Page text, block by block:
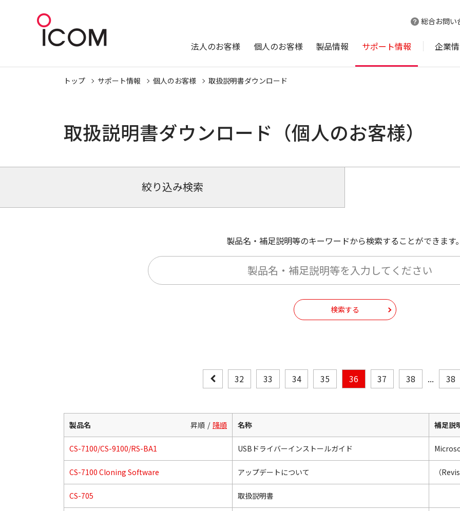
総合お問い
法人のお客様 個人のお客様 製品情報 サポート情報 企業
トップ サポート情報 個人のお客様 取扱説明書ダウンロード
取扱説明書ダウンロード（個人のお客様）
絞り込み検索
製品名・補足説明等のキーワードから検索することができます。
検索する
32 33 34 35 36 37 38 ... 38
製品名 昇順 降順 名称 補足説
CS-7100/CS-9100/RS-BA1 USBドライバーインストールガイド
CS-7100 Cloning Software アップデートについて （
CS-705 取扱説明書